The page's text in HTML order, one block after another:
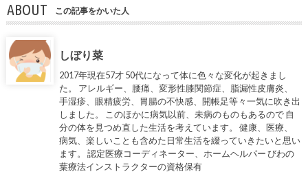
ABOUT この記事をかいた人
しぼり菜
2017年現在57才 50代になって体に色々な変化が起きまし
た。 アレルギー、腰痛、変形性膝関節症、脂漏性皮膚炎、
手湿疹、眼精疲労、胃腸の不快感、開帳足等々一気に吹き出
しました。 このほかに病気以前、未病のものもあるので 自
分の体を見つめ直した生活を考えています。 健康、医療、
病気、楽しいことも含めた日常生活を綴っていきたいと思い
ます。 認定医療コーディネーター、ホームヘルパー びわの
葉療法インストラクターの資格保有